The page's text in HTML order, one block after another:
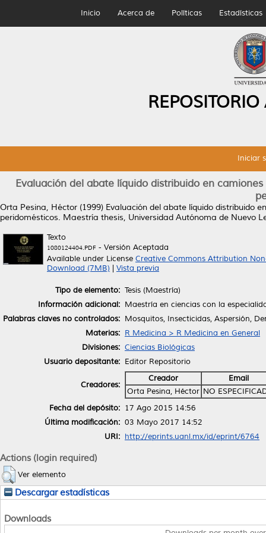
Inicio Acerca de Políticas Estadísticas
Iniciar
Evaluación del abate líquido distribuido en
Orta Pesina, Héctor (1999) Evaluación del abate líquido distribuido
peridomésticos. Maestría thesis, Universidad Autónoma de Nuevo
Texto
1080124404.PDF - Versión Aceptada
Available under License Creative Commons Attribution
Download (7MB)
Vista previa
Tipo de elemento: Tesis (Maestría)
Información adicional: Maestría en ciencias con la
Palabras claves no controlados: Mosquitos, Insecticidas, Aspersión,
Materias: R Medicina > R Medicina en General
Divisiones: Ciencias Biológicas
Usuario depositante: Editor Repositorio
Creadores:
Creador
Email
Orta Pesina, Héctor NO
Fecha del depósito: 17 Ago 2015 14:56
Última modificación: 03 Mayo 2017 14:52
URI: http://eprints.uanl.mx/id/eprint/6764
Actions (login required)
Ver elemento
Descargar estadísticas
Downloads